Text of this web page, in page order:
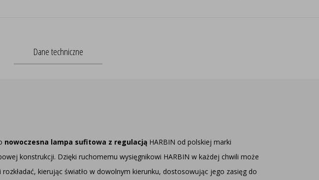
Dane techniczne
nowoczesna lampa sufitowa z regulacją HARBIN od polskiej marki
konstrukcji. Dzięki ruchomemu wysięgnikowi HARBIN w każdej chwili może
kierując światło w dowolnym kierunku, dostosowując jego zasięg do